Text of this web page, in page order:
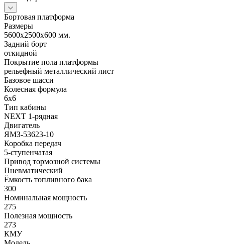
Бортовая платформа
Размеры
5600х2500х600 мм.
Задний борт
откидной
Покрытие пола платформы
рельефный металлический лист
Базовое шасси
Колесная формула
6х6
Тип кабины
NEXT 1-рядная
Двигатель
ЯМЗ-53623-10
Коробка передач
5-ступенчатая
Привод тормозной системы
Пневматический
Ёмкость топливного бака
300
Номинальная мощность
275
Полезная мощность
273
КМУ